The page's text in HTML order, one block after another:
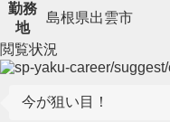
勤務
地
島根県出雲市
閲覧状況
今が狙い目！